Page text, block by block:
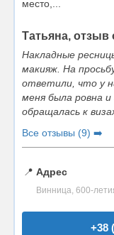
место,...
Татьяна, отзыв
Накладные
макияж. На
ответили, что у
меня была ровна
обращалась к
Все отзывы (9) ➡️
📍 Адрес
Винница, 600-
+38